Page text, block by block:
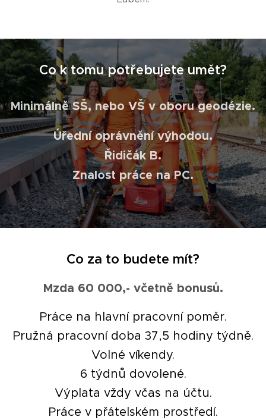
Co k tomu potřebujete umět?
Minimálně SŠ, nebo VŠ v oboru geodézie.
Úřední oprávnění výhodou.
Řidičák B.
Znalost práce na PC.
Co za to budete mít?
Mzda 60 000,- včetně bonusů.
Práce na hlavní pracovní poměr.
Pružná pracovní doba 37,5 hodiny týdně.
Volné víkendy.
6 týdnů dovolené.
Výplata vždy včas na účtu.
Práce v přátelském prostředí.